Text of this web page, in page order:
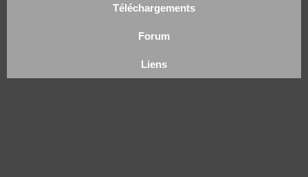
Téléchargements
Forum
Liens